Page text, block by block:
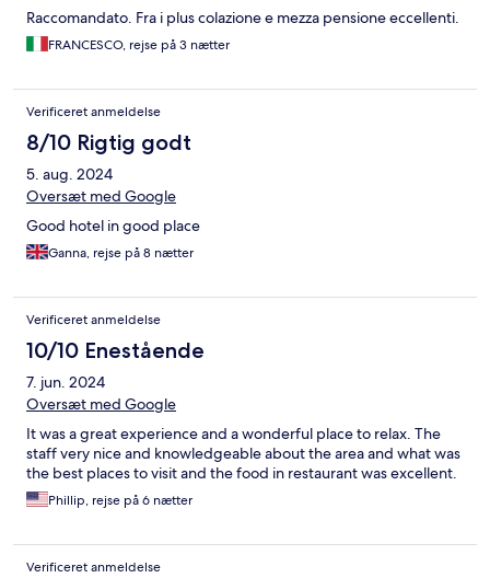
Raccomandato. Fra i plus colazione e mezza pensione eccellenti.
FRANCESCO, rejse på 3 nætter
Verificeret anmeldelse
8/10 Rigtig godt
5. aug. 2024
Oversæt med Google
Good hotel in good place
Ganna, rejse på 8 nætter
Verificeret anmeldelse
10/10 Enestående
7. jun. 2024
Oversæt med Google
It was a great experience and a wonderful place to relax. The
staff very nice and knowledgeable about the area and what was
the best places to visit and the food in restaurant was excellent.
Phillip, rejse på 6 nætter
Verificeret anmeldelse